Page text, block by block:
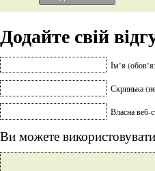
Додайте свій
Ім’я
Скринька
Власна веб-
Ви можете